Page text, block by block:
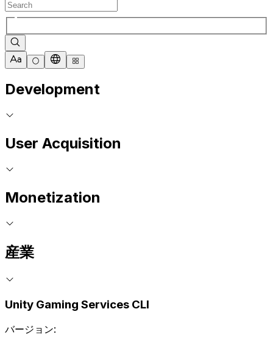
Development
User Acquisition
Monetization
産業
Unity Gaming Services CLI
バージョン: